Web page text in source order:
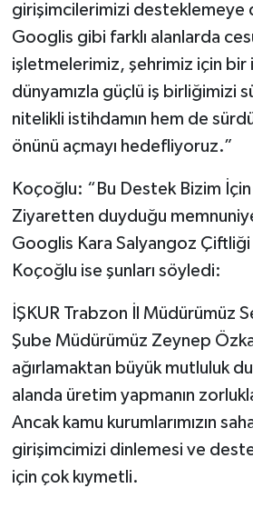
girişimcilerimizi desteklemeye
Googlis gibi farklı alanlarda
işletmelerimiz, şehrimiz için bir
dünyamızla güçlü iş birliğimizi
nitelikli istihdamın hem de
önünü açmayı hedefliyoruz.”
Koçoğlu: “Bu Destek Bizim
Ziyaretten duyduğu
Googlis Kara Salyangoz Çiftliği
Koçoğlu ise şunları söyledi:
İŞKUR Trabzon İl Müdürümüz
Şube Müdürümüz Zeynep
ağırlamaktan büyük mutluluk
alanda üretim yapmanın
Ancak kamu kurumlarımızın
girişimcimizi dinlemesi ve
için çok kıymetli.